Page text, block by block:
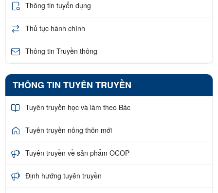
Thông tin tuyển dụng
Thủ tục hành chính
Thông tin Truyền thông
THÔNG TIN TUYÊN TRUYỀN
Tuyên truyền học và làm theo Bác
Tuyên truyền nông thôn mới
Tuyên truyền về sản phẩm OCOP
Định hướng tuyên truyền